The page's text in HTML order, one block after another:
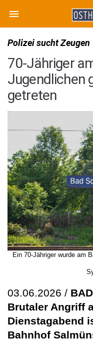
Polizei sucht Zeugen
70-Jähriger
Jugendlichen
getreten
Ein 70-Jähriger wurde am
03.06.2026 /
Brutaler Angriff
Dienstagabend
Bahnhof